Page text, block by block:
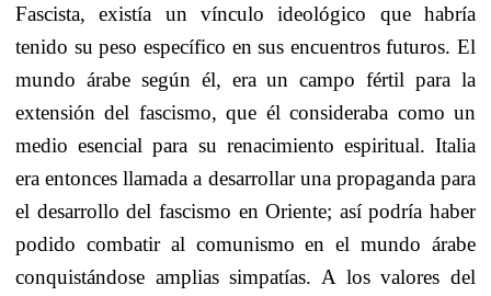
Fascista, existía un vínculo
ideológico que habría
tenido su peso específico en sus encuentros futuros. El
mundo árabe según él, era un campo fértil para la
extensión del fascismo, que él consideraba como un
medio esencial para su renacimiento espiritual. Italia
era entonces llamada a desarrollar una propaganda para
el desarrollo del fascismo en Oriente; así podría haber
podido combatir al comunismo en el mundo árabe
conquistándose amplias simpatías. A los valores del